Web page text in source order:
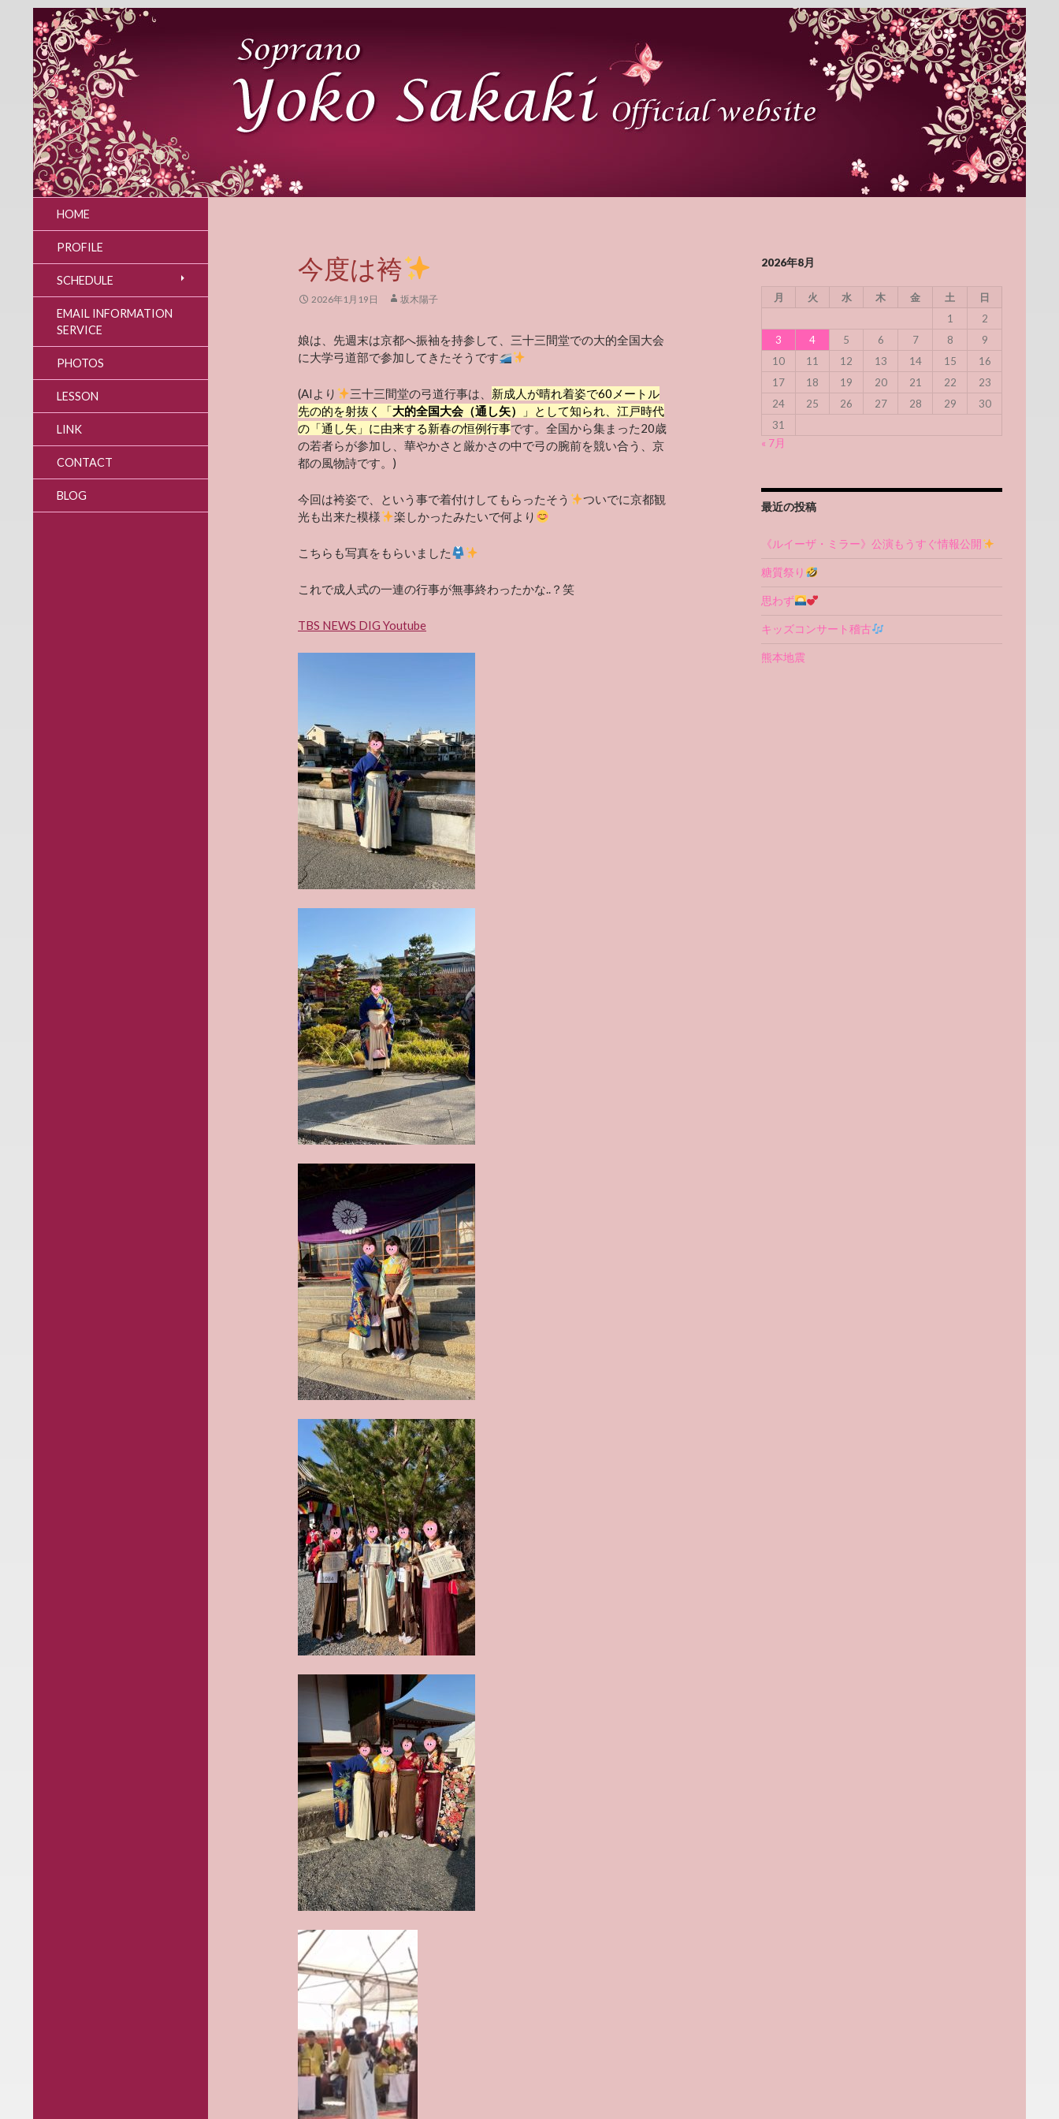
今度は袴
2026年1月19日 坂木陽子
娘は、先週末は京都へ振袖を持参して、三十三間堂での大的全国大会
に大学弓道部で参加してきたそうです
(AIより 三十三間堂の弓道行事は、 新成人が晴れ着姿で60メートル
先の的を射抜く「大的全国大会（通し矢）
」として知られ、江戸時代
の「通し矢」に由来する新春の恒例行事です。全国から集まった20歳
の若者らが参加し、華やかさと厳かさの中で弓の腕前を競い合う、京
都の風物詩です。)
今回は袴姿で、という事で着付けしてもらったそう
ついでに京都観
光も出来た模様
楽しかったみたいで何より
こちらも写真をもらいました
これで成人式の一連の行事が無事終わったかな..？笑
TBS NEWS DIG Youtube
2026年8月
月 火 水 木 金 土
日
1
2
3
4 5 6 7 8
9
10
11 12 13 14 15
16
17
18 19 20 21 22
23
24
25 26 27 28 29
30
31
« 7月
最近の投稿
《ルイーザ・ミラー》公演もうすぐ情報公開
糖質祭り
思わず
キッズコンサート稽古
熊本地震
HOME
PROFILE
SCHEDULE
EMAIL INFORMATION
SERVICE
PHOTOS
LESSON
LINK
CONTACT
BLOG